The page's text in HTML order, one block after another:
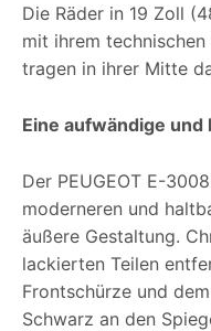
Die Räder in 19 Zoll
mit ihrem
tragen in ihrer Mitte
Eine aufwändige
Der PEUGEOT E-
moderneren und
äußere Gestaltung.
lackierten Teilen
Frontschürze und
Schwarz an den